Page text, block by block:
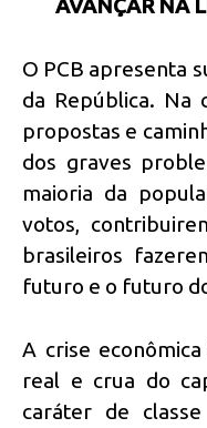
AVANÇAR NA
O PCB apresenta
da República. Na
propostas e
dos graves
maioria da
votos,
brasileiros
futuro e o futuro
A crise
real e crua do
caráter de